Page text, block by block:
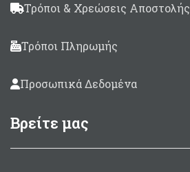
Τρόποι & Χρεώσεις Αποστολής
Τρόποι Πληρωμής
Προσωπικά Δεδομένα
Βρείτε μας